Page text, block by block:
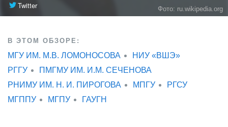
Twitter
Фото: ru.wikipedia.org
В ЭТОМ ОБЗОРЕ:
МГУ ИМ. М.В. ЛОМОНОСОВА
НИУ «ВШЭ»
РГГУ
ПМГМУ ИМ. И.М. СЕЧЕНОВА
РНИМУ ИМ. Н. И. ПИРОГОВА
МПГУ
РГСУ
МГППУ
МГПУ ГАУГН